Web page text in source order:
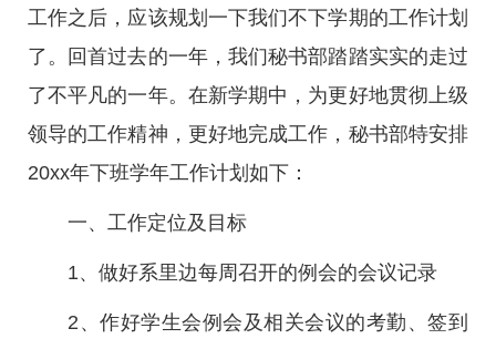
工作之后，应该规划一下我们不下学期的工作计划
了。回首过去的一年，我们秘书部踏踏实实的走过
了不平凡的一年。在新学期中，为更好地贯彻上级
领导的工作精神，更好地完成工作，秘书部特安排
20xx年下班学年工作计划如下：
一、工作定位及目标
1、做好系里边每周召开的例会的会议记录
2、作好学生会例会及相关会议的考勤、签到